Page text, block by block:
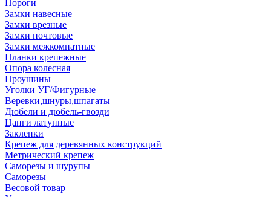
Пороги
Замки навесные
Замки врезные
Замки почтовые
Замки межкомнатные
Планки крепежные
Опора колесная
Проушины
Уголки УГ/Фигурные
Веревки,шнуры,шпагаты
Дюбели и дюбель-гвозди
Цанги латунные
Заклепки
Крепеж для деревянных конструкций
Метрический крепеж
Саморезы и шурупы
Саморезы
Весовой товар